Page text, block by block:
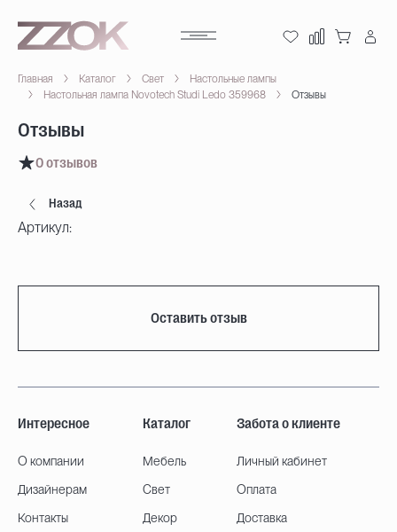
Главная Каталог Свет
Настольные лампы
Настольная лампа Novotech Studi Ledo 359968
Отзывы
Отзывы
0 отзывов
Назад
Артикул:
Оставить отзыв
Интересное
О компании
Дизайнерам
Контакты
Каталог
Мебель
Свет
Декор
Забота о клиенте
Личный кабинет
Оплата
Доставка